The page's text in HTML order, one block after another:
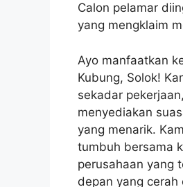
Calon pelamar
yang mengklaim
Ayo manfaatkan
Kubung, Solok!
sekadar
menyediakan
yang menarik.
tumbuh bersama
perusahaan yang
depan yang